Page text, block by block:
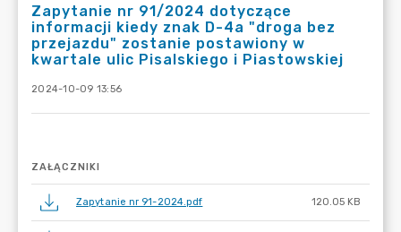
Zapytanie nr 91/2024 dotyczące
informacji kiedy znak D-4a "droga bez
przejazdu" zostanie postawiony w
kwartale ulic Pisalskiego i Piastowskiej
2024-10-09 13:56
ZAŁĄCZNIKI
Zapytanie nr 91-2024.pdf 120.05 KB